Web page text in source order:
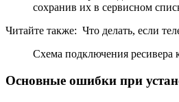
сохранив их в сервисном
Читайте также: Что делать, если
Схема подключения ресивера
Основные ошибки при